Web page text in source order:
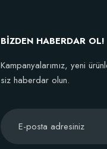
BİZDEN HABERDAR OL!
Kampanyalarımız, yeni
siz haberdar olun.